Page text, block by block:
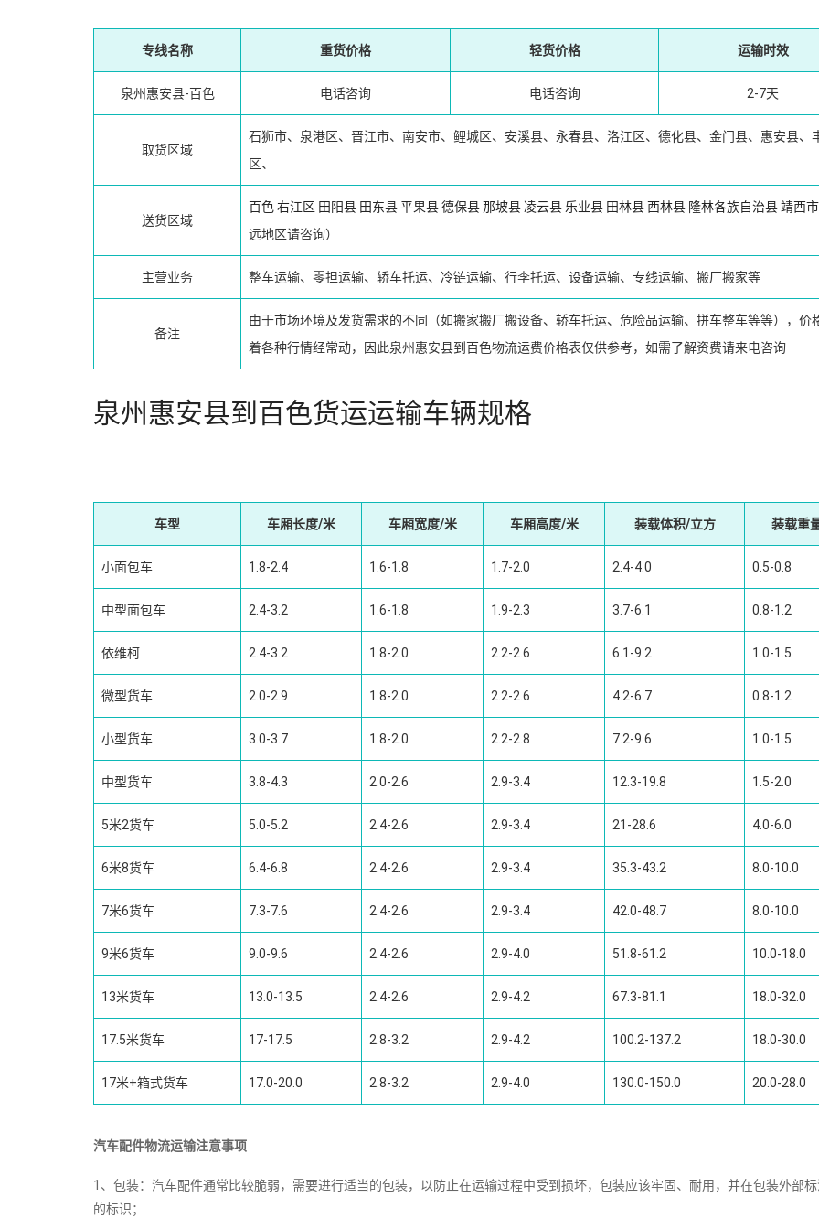
专线名称 重货价格 轻货价格 运输时效
泉州惠安县-百色 电话咨询 电话咨询 2-7天
取货区域
石狮市、泉港区、晋江市、南安市、鲤城区、安溪县、永春县、洛江区、德化县、金门县、惠安县、
区、
送货区域
百色右江区 田阳县 田东县平果县德保县那坡县 凌云县 乐业县 田林县西林县 隆林各族自治县靖西市
远地区请咨询）
主营业务 整车运输、零担运输、轿车托运、冷链运输、行李托运、设备运输、专线运输、搬厂搬家等
备注
由于市场环境及发货需求的不同（如搬家搬厂搬设备、轿车托运、危险品运输、拼车整车等等），价
着各种行情经常动，因此泉州惠安县到百色物流运费价格表仅供参考，如需了解资费请来电咨询
泉州惠安县到百色货运运输车辆规格
车型 车厢长度/米 车厢宽度/米 车厢高度/米 装载体积/立方 装载重
小面包车 1.8-2.4 1.6-1.8 1.7-2.0 2.4-4.0 0.5-0.8
中型面包车 2.4-3.2 1.6-1.8 1.9-2.3 3.7-6.1 0.8-1.2
依维柯 2.4-3.2 1.8-2.0 2.2-2.6 6.1-9.2 1.0-1.5
微型货车 2.0-2.9 1.8-2.0 2.2-2.6 4.2-6.7 0.8-1.2
小型货车 3.0-3.7 1.8-2.0 2.2-2.8 7.2-9.6 1.0-1.5
中型货车 3.8-4.3 2.0-2.6 2.9-3.4 12.3-19.8 1.5-2.0
5米2货车 5.0-5.2 2.4-2.6 2.9-3.4 21-28.6 4.0-6.0
6米8货车 6.4-6.8 2.4-2.6 2.9-3.4 35.3-43.2 8.0-10.0
7米6货车 7.3-7.6 2.4-2.6 2.9-3.4 42.0-48.7 8.0-10.0
9米6货车 9.0-9.6 2.4-2.6 2.9-4.0 51.8-61.2 10.0-18.0
13米货车 13.0-13.5 2.4-2.6 2.9-4.2 67.3-81.1 18.0-32.0
17.5米货车 17-17.5 2.8-3.2 2.9-4.2 100.2-137.2 18.0-30.0
17米+箱式货车 17.0-20.0 2.8-3.2 2.9-4.0 130.0-150.0 20.0-28.0
汽车配件物流运输注意事项
1、包装：汽车配件通常比较脆弱，需要进行适当的包装，以防止在运输过程中受到损坏，包装应该牢固、耐用，并在包装外部
的标识；